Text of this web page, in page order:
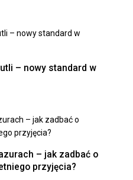
– nowy standard w
– jak zadbać o
przyjęcia?